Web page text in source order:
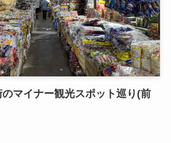
マイナー観光スポット巡り(前